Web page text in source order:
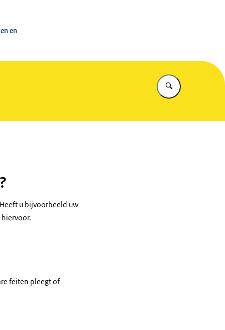
en
Vul in wat u
u bijvoorbeeld uw
feiten pleegt of